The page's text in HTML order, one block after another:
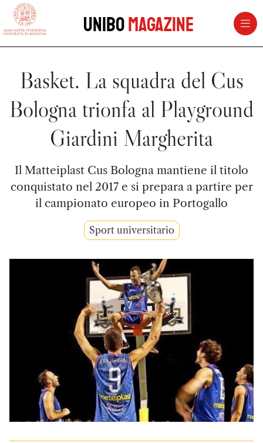
vai al contenuto della pagina
UniboMagazine
Basket. La squadra del Cus
Bologna trionfa al Playground
Giardini Margherita
Il Matteiplast Cus Bologna mantiene il titolo
conquistato nel 2017 e si prepara a partire per
il campionato europeo in Portogallo
Sport universitario